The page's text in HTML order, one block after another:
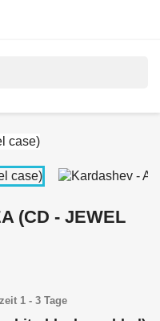
(CD - JEWEL
1 - 3 Tage